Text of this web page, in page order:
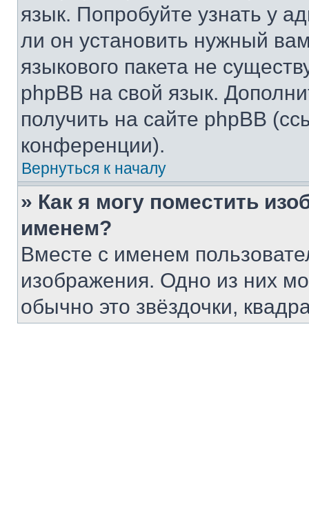
язык. Попробуйте узнать у
ли он установить нужный
языкового пакета не
phpBB на свой язык.
получить на сайте phpBB
конференции).
Вернуться к началу
» Как я могу поместить
именем?
Вместе с именем
изображения. Одно из них
обычно это звёздочки,